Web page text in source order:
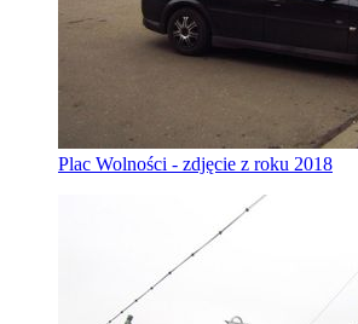
Plac Wolności - zdjęcie z roku 2018